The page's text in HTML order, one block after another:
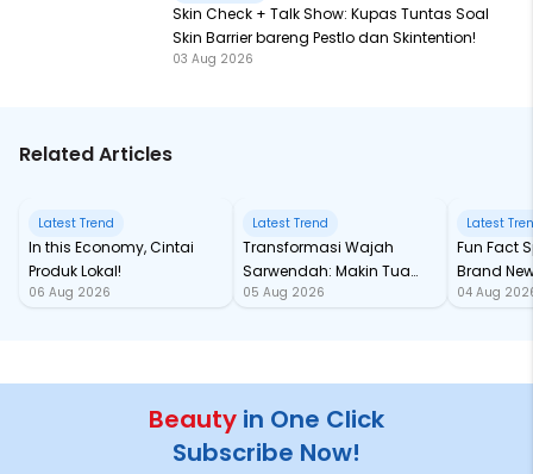
Skin Check + Talk Show: Kupas Tuntas Soal
Skin Barrier bareng Pestlo dan Skintention!
03 Aug 2026
Related Articles
Latest Trend
In this Economy, Cintai
Produk Lokal!
06 Aug 2026
Latest Trend
Transformasi Wajah
Sarwendah: Makin Tua
Semakin Glowing
05 Aug 2026
Latest
Fun Fact Spider-Man
Brand
Baru
04 Aug
Beauty in One Click
Subscribe Now!